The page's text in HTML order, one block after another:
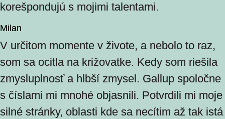
korešpondujú s mojimi talentami.
Milan
V určitom momente v živote, a nebolo to raz,
som sa ocitla na križovatke. Kedy som riešila
zmysluplnosť a hlbší zmysel. Gallup spoločne
s číslami mi mnohé objasnili. Potvrdili mi moje
silné stránky, oblasti kde sa necítim až tak istá